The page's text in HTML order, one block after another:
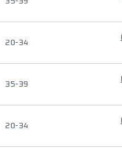
20-34
35-39
20-34